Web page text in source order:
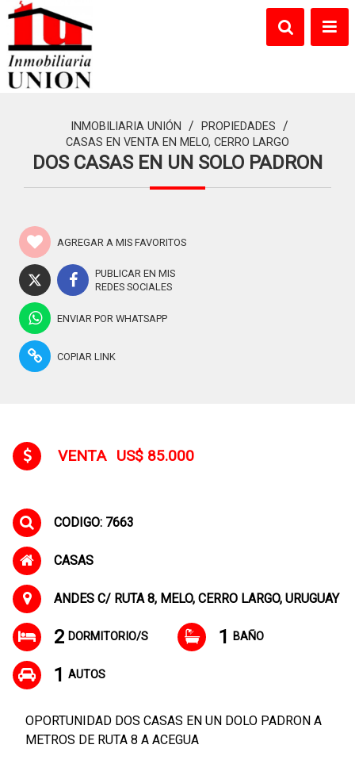
INMOBILIARIA UNIÓN / PROPIEDADES /
CASAS EN VENTA EN MELO, CERRO LARGO
DOS CASAS EN UN SOLO PADRON
AGREGAR A MIS FAVORITOS
PUBLICAR EN MIS
REDES SOCIALES
ENVIAR POR WHATSAPP
COPIAR LINK
VENTA US$ 85.000
CODIGO: 7663
CASAS
ANDES C/ RUTA 8, MELO, CERRO LARGO, URUGUAY
2 DORMITORIO/S 1 BAÑO
1 AUTOS
OPORTUNIDAD DOS CASAS EN UN DOLO PADRON A
METROS DE RUTA 8 A ACEGUA